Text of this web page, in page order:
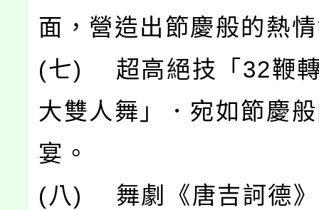
面，營造出節慶般的熱
(七) 超高絕技「32鞭
大雙人舞」．宛如節慶
宴。
(八) 舞劇《唐吉訶德》